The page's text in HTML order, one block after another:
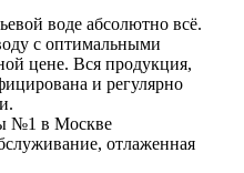
воде абсолютно всё.
с оптимальными
цене. Вся продукция,
и регулярно
№1 в Москве
отлаженная